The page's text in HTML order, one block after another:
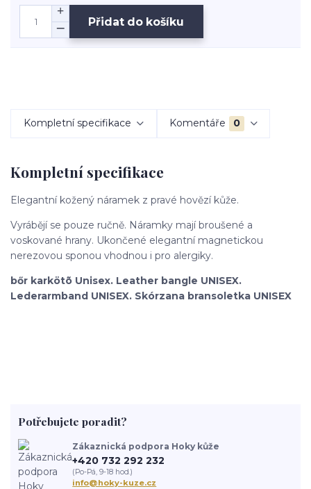
Přidat do košíku
Kompletní specifikace Komentáře 0
Kompletní specifikace
Elegantní kožený náramek z pravé hovězí kůže.
Vyrábějí se pouze ručně. Náramky mají broušené a
voskované hrany. Ukončené elegantní magnetickou
nerezovou sponou vhodnou i pro alergiky.
bőr karkötõ Unisex. Leather bangle UNISEX.
Lederarmband UNISEX. Skórzana bransoletka UNISEX
Potřebujete poradit?
Zákaznická podpora Hoky kůže
+420 732 292 232
(Po-Pá, 9-18 hod.)
info@hoky-kuze.cz